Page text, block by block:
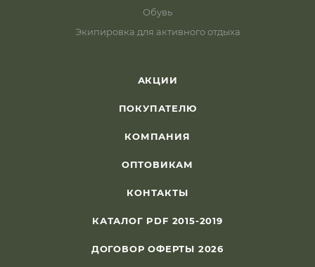
Обувь
Экипировка для активного отдыха
АКЦИИ
ПОКУПАТЕЛЮ
КОМПАНИЯ
ОПТОВИКАМ
КОНТАКТЫ
КАТАЛОГ PDF 2015-2019
ДОГОВОР ОФЕРТЫ 2026